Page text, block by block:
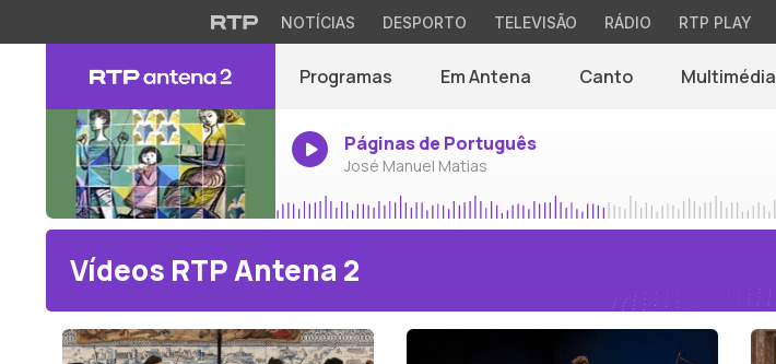
NOTÍCIAS DESPORTO TELEVISÃO RÁDIO RTP PLAY
Programas Em Antena Canto Multimédia
Páginas de Português
José Manuel Matias
Vídeos RTP Antena 2